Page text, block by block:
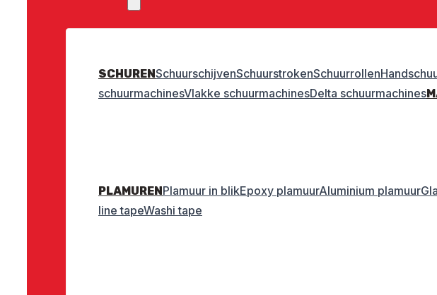
SCHURENSchuurschijvenSchuurstrokenSchuurrollen
schuurmachinesVlakke schuurmachinesDelta schuurmachines
PLAMURENPlamuur in blikEpoxy plamuurAluminium plamuur
line tapeWashi tape